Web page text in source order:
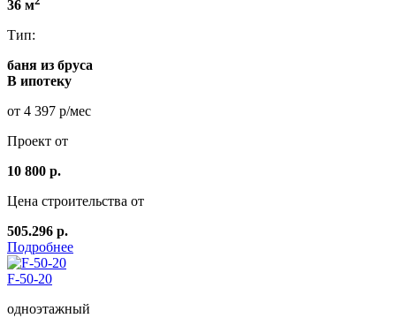
36 м
Тип:
баня из бруса
В ипотеку
от 4 397 р/мес
Проект от
10 800 р.
Цена строительства от
505.296 р.
Подробнее
F-50-20
одноэтажный